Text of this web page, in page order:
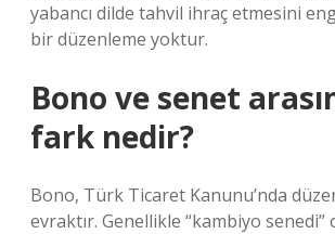
yabancı dilde tahvil ihraç etmesini
bir düzenleme yoktur.
Bono ve senet
fark nedir?
Bono, Türk Ticaret Kanunu’nda
evraktır. Genellikle “kambiyo